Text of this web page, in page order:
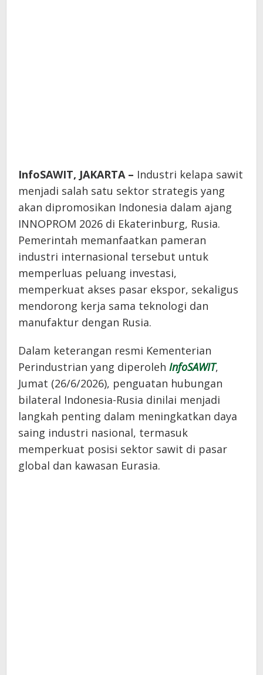
InfoSAWIT, JAKARTA – Industri kelapa sawit
menjadi salah satu sektor strategis yang
akan dipromosikan Indonesia dalam ajang
INNOPROM 2026 di Ekaterinburg, Rusia.
Pemerintah memanfaatkan pameran
industri internasional tersebut untuk
memperluas peluang investasi,
memperkuat akses pasar ekspor, sekaligus
mendorong kerja sama teknologi dan
manufaktur dengan Rusia.
Dalam keterangan resmi Kementerian
Perindustrian yang diperoleh InfoSAWIT,
Jumat (26/6/2026), penguatan hubungan
bilateral Indonesia-Rusia dinilai menjadi
langkah penting dalam meningkatkan daya
saing industri nasional, termasuk
memperkuat posisi sektor sawit di pasar
global dan kawasan Eurasia.